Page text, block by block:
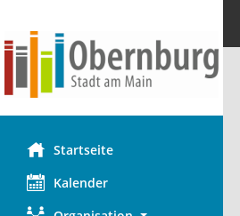
Startseite
Kalender